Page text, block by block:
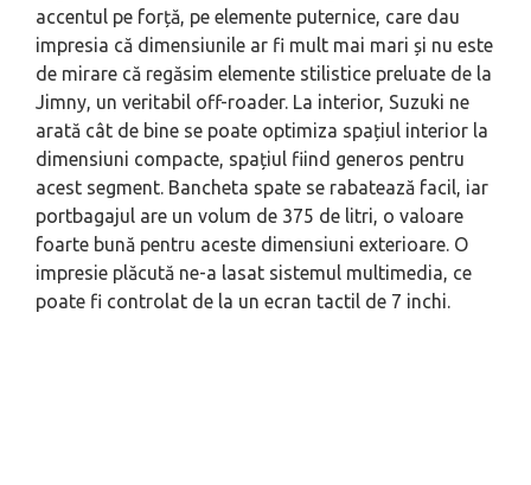
accentul pe forță, pe elemente puternice, care dau
impresia că dimensiunile ar fi mult mai mari și nu este
de mirare că regăsim elemente stilistice preluate de la
Jimny, un veritabil off-roader. La interior, Suzuki ne
arată cât de bine se poate optimiza spațiul interior la
dimensiuni compacte, spațiul fiind generos pentru
acest segment. Bancheta spate se rabatează facil, iar
portbagajul are un volum de 375 de litri, o valoare
foarte bună pentru aceste dimensiuni exterioare. O
impresie plăcută ne-a lasat sistemul multimedia, ce
poate fi controlat de la un ecran tactil de 7 inchi.